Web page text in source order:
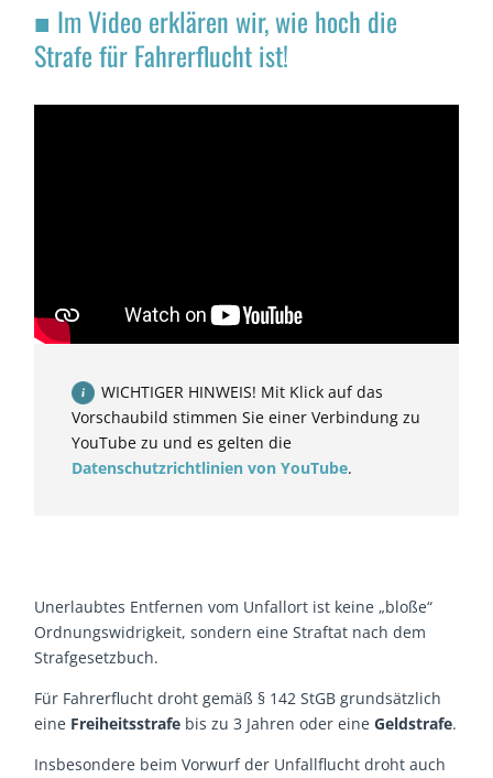
■ Im Video erklären wir, wie hoch die
Strafe für Fahrerflucht ist!
WICHTIGER HINWEIS! Mit Klick auf das
Vorschaubild stimmen Sie einer Verbindung zu
YouTube zu und es gelten die
Datenschutzrichtlinien von YouTube.
Unerlaubtes Entfernen vom Unfallort ist keine „bloße“
Ordnungswidrigkeit, sondern eine Straftat nach dem
Strafgesetzbuch.
Für Fahrerflucht droht gemäß § 142 StGB grundsätzlich
eine Freiheitsstrafe bis zu 3 Jahren oder eineGeldstrafe.
Insbesondere beim Vorwurf der Unfallflucht droht auch